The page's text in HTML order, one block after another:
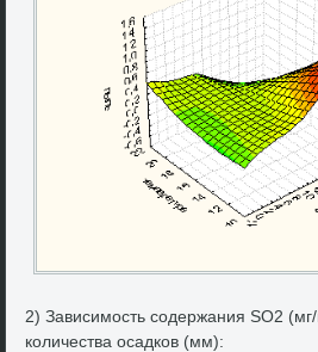
2) Зависимость содержания SO2
количества осадков (мм):